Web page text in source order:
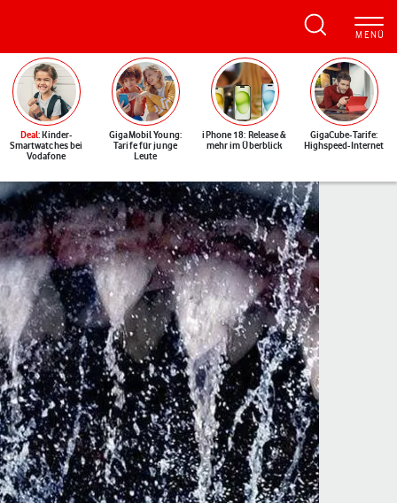
Deal: Kinder-
Smartwatches bei
Vodafone
GigaMobil Young:
Tarife für junge
Leute
iPhone 18: Release &
mehr im Überblick
GigaCube-Tarife:
Highspeed-Internet